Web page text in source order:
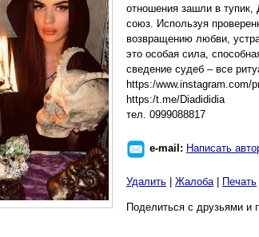
отношения зашли в тупик,
союз. Используя
возвращению любви,
это особая сила,
сведение судеб – все
https:/www.instagram.com/
https:/t.me/Diadididia
тел. 0999088817
e-mail: Написать
Удалить Жалоба| Печать
Поделиться с друзьями и